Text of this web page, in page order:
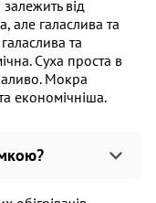
від
але галаслива та
та
Суха проста в
Мокра
економічніша.